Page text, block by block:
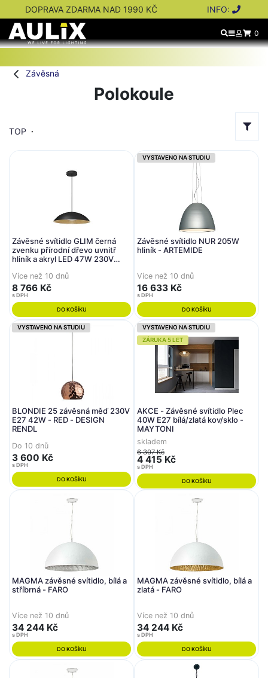
DOPRAVA ZDARMA NAD 1990 KČ INFO:
0
Závěsná
Polokoule
TOP
Závěsné svítidlo GLIM černá
zvenku přírodní dřevo uvnitř
hliník a akryl LED 47W 230V
LUCE
Více než 10 dnů
8 766 Kč
s DPH
DO KOŠÍKU
VYSTAVENO NA STUDIU
Závěsné svítidlo NUR 205W
hliník - ARTEMIDE
Více než 10 dnů
16 633 Kč
s DPH
DO KOŠÍKU
VYSTAVENO NA STUDIU
BLONDIE 25 závěsná měď 230V
E27 42W - RED - DESIGN
RENDL
Do 10 dnů
3 600 Kč
s DPH
DO KOŠÍKU
VYSTAVENO NA STUDIU
ZÁRUKA 5 LET
AKCE - Závěsné svítidlo Plec
40W E27 bílá/zlatá kov/sklo -
MAYTONI
skladem
6 307 Kč
4 415 Kč
s DPH
DO KOŠÍKU
MAGMA závěsné svítidlo, bílá a
stříbrná - FARO
Více než 10 dnů
34 244 Kč
s DPH
DO KOŠÍKU
MAGMA závěsné svítidlo, bílá a
zlatá - FARO
Více než 10 dnů
34 244 Kč
s DPH
DO KOŠÍKU